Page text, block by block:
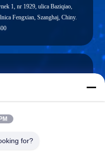
1, nr 1929, ulica Baziqiao,
Fengxian, Szanghaj, Chiny.
for?